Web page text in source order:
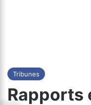
Tribunes
Rapports